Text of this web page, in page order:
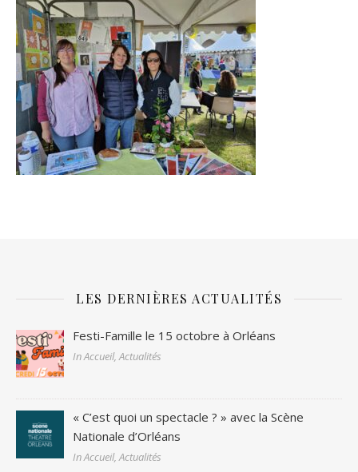
LES DERNIÈRES ACTUALITÉS
Festi-Famille le 15 octobre à Orléans
In Accueil, Actualités
« C’est quoi un spectacle ? » avec la Scène
Nationale d’Orléans
In Accueil, Actualités